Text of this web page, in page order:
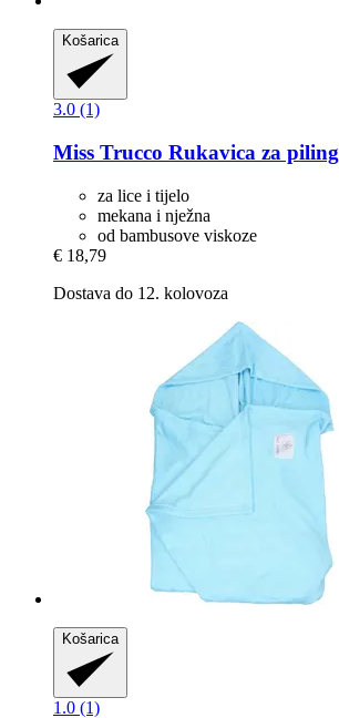
Košarica
3.0 (1)
Miss Trucco Rukavica za piling
za lice i tijelo
mekana i nježna
od bambusove viskoze
€ 18,79
Dostava do 12. kolovoza
Košarica
1.0 (1)